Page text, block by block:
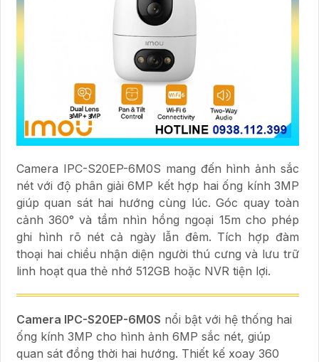
Camera IPC-S20EP-6M0S mang đến hình ảnh sắc
nét với độ phân giải 6MP kết hợp hai ống kính 3MP
giúp quan sát hai hướng cùng lúc. Góc quay toàn
cảnh 360° và tầm nhìn hồng ngoại 15m cho phép
ghi hình rõ nét cả ngày lẫn đêm. Tích hợp đàm
thoại hai chiều nhận diện người thú cưng và lưu trữ
linh hoạt qua thẻ nhớ 512GB hoặc NVR tiện lợi.
Camera IPC-S20EP-6M0S nổi bật với hệ thống hai
ống kính 3MP cho hình ảnh 6MP sắc nét, giúp
quan sát đồng thời hai hướng. Thiết kế xoay 360